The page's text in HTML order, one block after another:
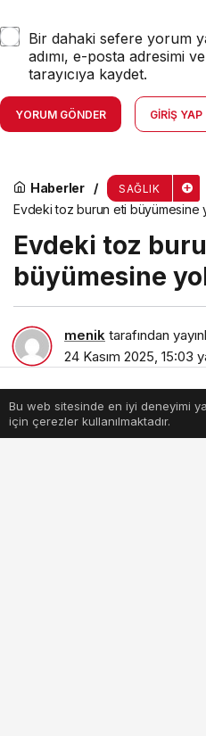
Bir dahaki sefere yorum
adımı, e-posta adresimi
tarayıcıya kaydet.
YORUM GÖNDER GIRIŞ YAP
Haberler SAĞLIK
Evdeki toz burun eti büyümesine
Evdeki toz
büyümesine
menik tarafından
24 Kasım 2025, 15:03
Bu web sitesinde en iyi deneyimi
için çerezler kullanılmaktadır.
Anasayfa